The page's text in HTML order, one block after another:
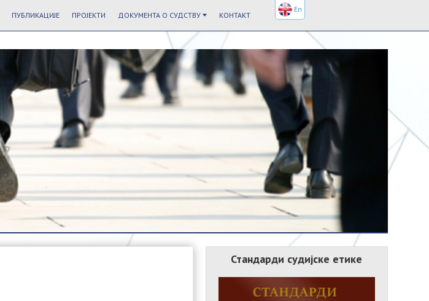
ПУБЛИКАЦИЈЕ ПРОЈЕКТИ ДОКУМЕНТА О СУДСТВУ КОНТАКТ
Стандарди судијске етике
En